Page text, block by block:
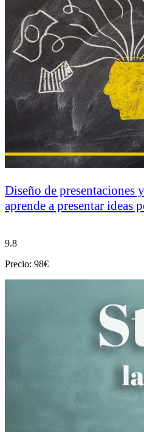
Diseño de
aprende a presentar ideas
9.8
Precio: 98€